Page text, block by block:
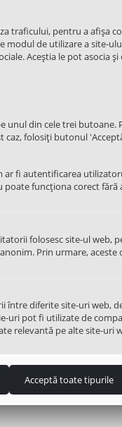
traficului, pentru a afișa
modul de utilizare a site-
Aceștia le pot asocia
unul din cele trei butoane.
folosiți butonul
ar fi autentificarea
poate funcționa corect fără
folosesc site-ul web,
Prin urmare, aceste
diferite site-uri web,
uri pot fi utilizate de
relevantă pe alte site-uri
Acceptă toate tipurile